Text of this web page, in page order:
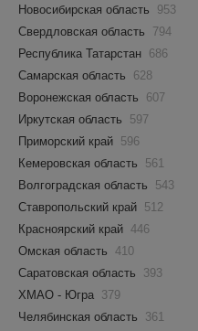
Новосибирская область
953
Свердловская область
794
Республика Татарстан 686
Самарская область
628
Воронежская область
607
Иркутская область
597
Приморский край 596
Кемеровская область
561
Волгоградская область
543
Ставропольский край 512
Красноярский край 446
Омская область 410
Саратовская область
393
ХМАО - Югра 379
Челябинская область
361